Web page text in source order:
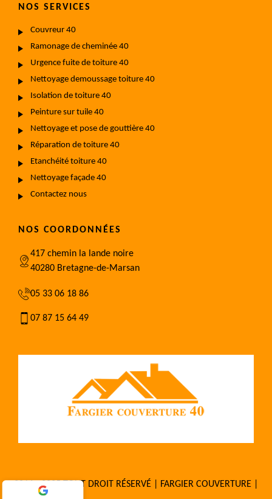
NOS SERVICES
Couvreur 40
Ramonage de cheminée 40
Urgence fuite de toiture 40
Nettoyage demoussage toiture 40
Isolation de toiture 40
Peinture sur tuile 40
Nettoyage et pose de gouttière 40
Réparation de toiture 40
Etanchéité toiture 40
Nettoyage façade 40
Contactez nous
NOS COORDONNÉES
417 chemin la lande noire
40280 Bretagne-de-Marsan
05 33 06 18 86
07 87 15 64 49
2016 - 2025 TOUT DROIT RÉSERVÉ | FARGIER COUVERTURE |